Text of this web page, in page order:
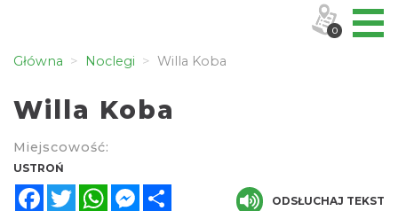
Główna Noclegi Willa Koba
Willa Koba
Miejscowość:
USTROŃ
FacebookTwitterWhatsAppMessenger
ODSŁUCHAJ TEKST
0